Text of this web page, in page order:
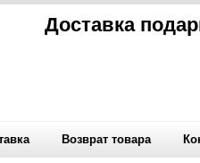
Доставка
Возврат товара